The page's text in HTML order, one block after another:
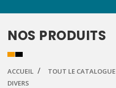
NOS PRODUITS
ACCUEIL TOUT LE CATALOGUE
DIVERS